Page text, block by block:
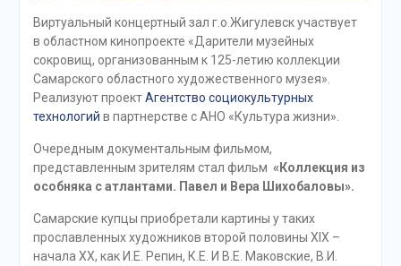
Виртуальный концертный зал г.о.Жигулевск участвует
в областном кинопроекте «Дарители музейных
сокровищ, организованным к 125-летию коллекции
Самарского областного художественного музея».
Реализуют проектАгентство социокультурных
технологий в партнерстве с АНО «Культура жизни».
Очередным документальным фильмом,
представленным зрителям стал фильм «Коллекция из
особняка с атлантами. Павел и Вера Шихобаловы».
Самарские купцы приобретали картины у таких
прославленных художников второй половины XIX –
начала XX, как И.Е. Репин, К.Е. И В.Е. Маковские, В.И.